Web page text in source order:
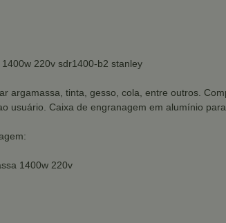
220v sdr1400-b2 stanley
argamassa, tinta, gesso, cola, entre outros.
usuário. Caixa de engranagem em alumínio
1400w 220v